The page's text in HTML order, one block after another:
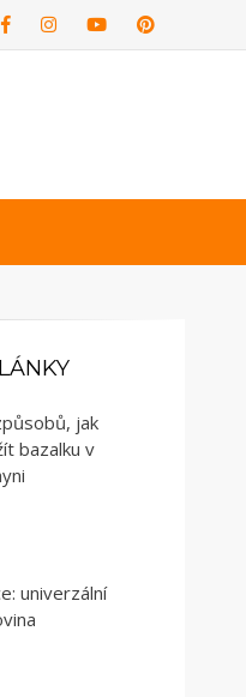
jak
bazalku v
univerzální